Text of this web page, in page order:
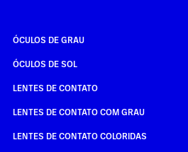
ÓCULOS DE GRAU
ÓCULOS DE SOL
LENTES DE CONTATO
LENTES DE CONTATO COM GRAU
LENTES DE CONTATO COLORIDAS